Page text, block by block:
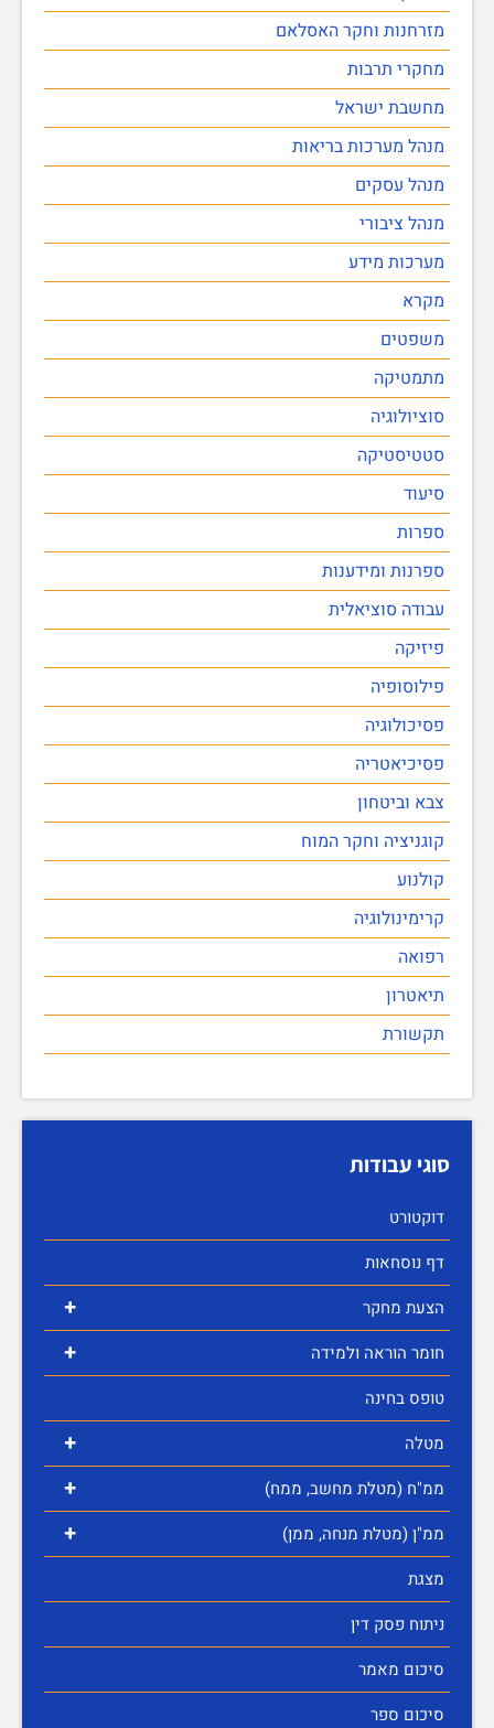
מזרחנות וחקר האסלאם
מחקרי תרבות
מחשבת ישראל
מנהל מערכות בריאות
מנהל עסקים
מנהל ציבורי
מערכות מידע
מקרא
משפטים
מתמטיקה
סוציולוגיה
סטטיסטיקה
סיעוד
ספרות
ספרנות ומידענות
עבודה סוציאלית
פיזיקה
פילוסופיה
פסיכולוגיה
פסיכיאטריה
צבא וביטחון
קוגניציה וחקר המוח
קולנוע
קרימינולוגיה
רפואה
תיאטרון
תקשורת
סוגי עבודות
דוקטורט
דף נוסחאות
+ הצעת מחקר
+
חומר הוראה ולמידה
טופס בחינה
+ מטלה
+ ממ"ח (מטלת מחשב, ממח)
+
ממ"ן (מטלת מנחה, ממן)
מצגת
ניתוח פסק דין
סיכום מאמר
סיכום ספר